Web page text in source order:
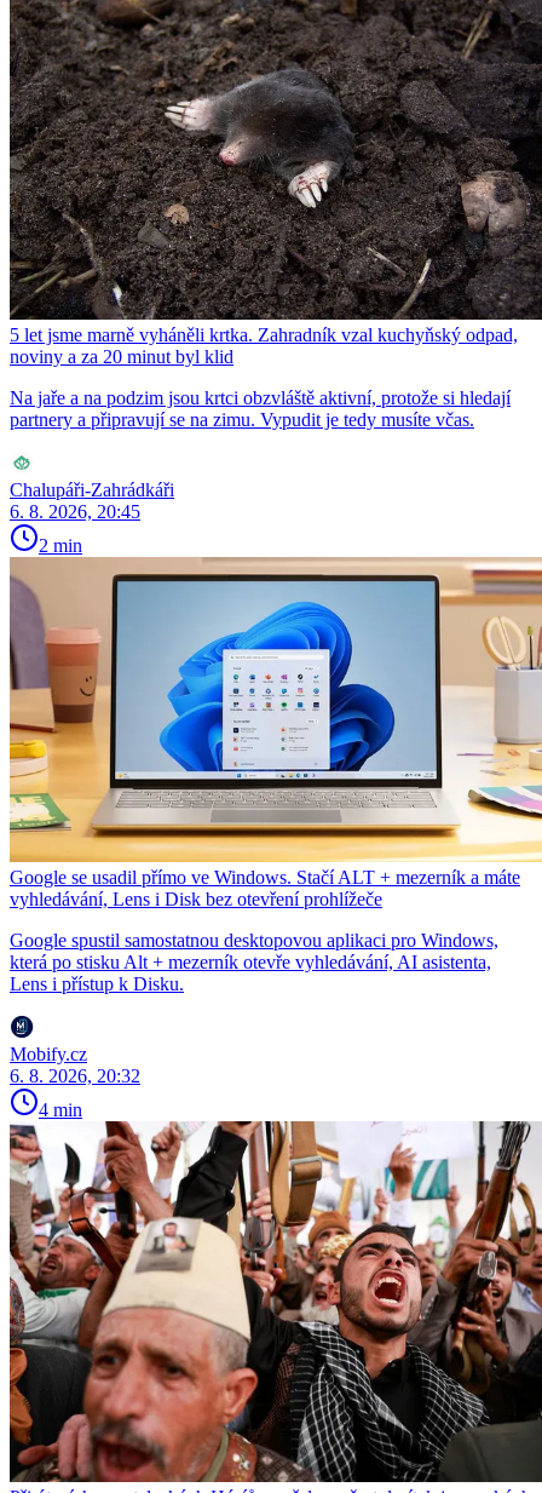
5 let jsme marně vyháněli krtka. Zahradník vzal kuchyňský odpad,
noviny a za 20 minut byl klid
Na jaře a na podzim jsou krtci obzvláště aktivní, protože si hledají
partnery a připravují se na zimu. Vypudit je tedy musíte včas.
Chalupáři-Zahrádkáři
6. 8. 2026, 20:45
2 min
Google se usadil přímo ve Windows. Stačí ALT + mezerník a máte
vyhledávání, Lens i Disk bez otevření prohlížeče
Google spustil samostatnou desktopovou aplikaci pro Windows,
která po stisku Alt + mezerník otevře vyhledávání, AI asistenta,
Lens i přístup k Disku.
Mobify.cz
6. 8. 2026, 20:32
4 min